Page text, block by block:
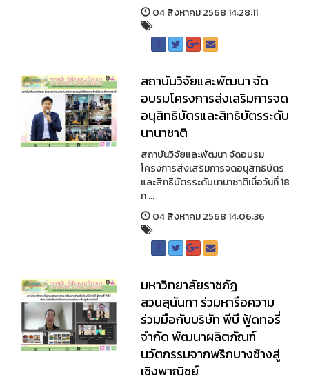
04 สิงหาคม 2568 14:28:11
สถาบันวิจัยและพัฒนา จัด
อบรมโครงการส่งเสริมการจด
อนุสิทธิบัตรและสิทธิบัตรระดับ
นานาชาติ
สถาบันวิจัยและพัฒนา จัดอบรม
โครงการส่งเสริมการจดอนุสิทธิบัตร
และสิทธิบัตรระดับนานาชาติเมื่อวันที่ 18
ก ...
04 สิงหาคม 2568 14:06:36
มหาวิทยาลัยราชภัฏ
สวนสุนันทา ร่วมหารือความ
ร่วมมือกับบริษัท พีบี ฟู้ดทอรี่
จำกัด พัฒนาผลิตภัณฑ์
นวัตกรรมจากพริกบางช้างสู่
เชิงพาณิชย์